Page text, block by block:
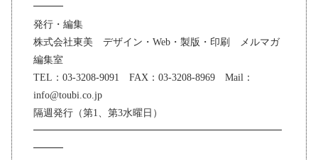
━━━
発行・編集
株式会社東美 デザイン・Web・製版・印刷 メルマガ
編集室
TEL：03-3208-9091 FAX：03-3208-8969 Mail：
info@toubi.co.jp
隔週発行（第1、第3水曜日）
━━━━━━━━━━━━━━━━━━━━━━━━━
━━━